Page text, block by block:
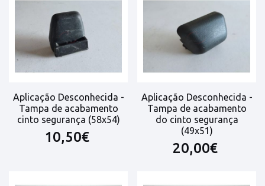
Aplicação Desconhecida -
Tampa de acabamento
cinto segurança (58x54)
10,50€
Aplicação Desconhecida -
Tampa de acabamento
do cinto segurança
(49x51)
20,00€